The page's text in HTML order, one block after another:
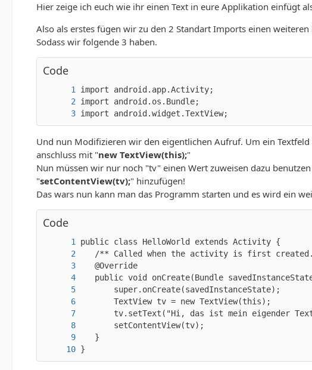
Hier zeige ich euch wie ihr einen Text in eure Applikation einfügt
Also als erstes fügen wir zu den 2 Standart Imports einen weiteren
Sodass wir folgende 3 haben.
Code
import android.widget.TextView;
Und nun Modifizieren wir den eigentlichen Aufruf. Um ein
anschluss mit "new TextView(this);"
Nun müssen wir nur noch "tv" einen Wert zuweisen dazu
"setContentView(tv);" hinzufügen!
Das wars nun kann man das Programm starten und es wird ein
Code
}